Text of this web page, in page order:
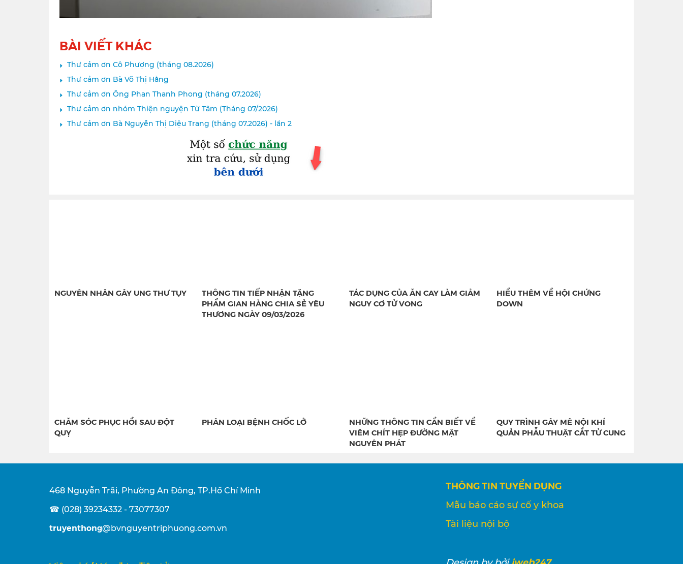
BÀI VIẾT KHÁC
Thư cảm ơn Cô Phượng (tháng 08.2026)
Thư cảm ơn Bà Võ Thị Hằng
Thư cảm ơn Ông Phan Thanh Phong (tháng 07.2026)
Thư cảm ơn nhóm Thiện nguyện Từ Tâm (Tháng 07/2026)
Thư cảm ơn Bà Nguyễn Thị Diệu Trang (tháng 07.2026) - lần 2
NGUYÊN NHÂN GÂY UNG THƯ TỤY
THÔNG TIN TIẾP NHẬN TẶNG
PHẨM GIAN HÀNG CHIA SẺ YÊU
THƯƠNG NGÀY 09/03/2026
TÁC DỤNG CỦA ĂN CAY LÀM GIẢM
NGUY CƠ TỬ VONG
HIỂU THÊM VỀ HỘI CHỨNG
DOWN
CHĂM SÓC PHỤC HỒI SAU ĐỘT
QUỴ
PHÂN LOẠI BỆNH CHỐC LỞ
NHỮNG THÔNG TIN CẦN BIẾT VỀ
VIÊM CHÍT HẸP ĐƯỜNG MẬT
NGUYÊN PHÁT
QUY TRÌNH GÂY MÊ NỘI KHÍ
QUẢN PHẪU THUẬT CẮT TỬ CUNG
468 Nguyễn Trãi, Phường An Đông, TP.Hồ Chí Minh
☎ (028) 39234332 - 73077307
truyenthong@bvnguyentriphuong.com.vn
THÔNG TIN TUYỂN DỤNG
Mẫu báo cáo sự cố y khoa
Tài liệu nội bộ